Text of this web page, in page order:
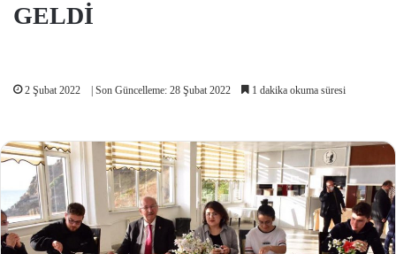
GELDİ
2 Şubat 2022 | Son Güncelleme: 28 Şubat 2022 1 dakika okuma süresi